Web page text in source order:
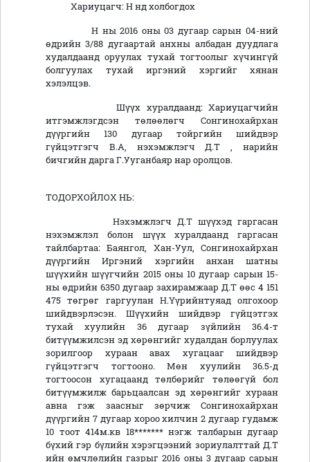
Хариуцагч: Н нд холбогдох
Н ны 2016 оны 03 дугаар сарын 04-ний
өдрийн 3/88 дугаартай анхны албадан дуудлага
худалдаанд оруулах тухай тогтоолыг хүчингүй
болгуулах тухай иргэний хэргийг хянан
хэлэлцэв.
Шүүх хуралдаанд: Хариуцагчийн
итгэмжлэгдсэн төлөөлөгч Сонгинохайрхан
дүүргийн 130 дугаар тойргийн шийдвэр
гүйцэтгэгч В.А, нэхэмжлэгч Д.Т , нарийн
бичгийн дарга Г.Ууганбаяр нар оролцов.
ТОДОРХОЙЛОХ НЬ:
Нэхэмжлэгч Д.Т шүүхэд гаргасан
нэхэмжлэл болон шүүх хуралдаанд гаргасан
тайлбартаа: Баянгол, Хан-Уул, Сонгинохайрхан
дүүргийн Иргэний хэргийн анхан шатны
шүүхийн шүүгчийн 2015 оны 10 дугаар сарын 15-
ны өдрийн 6350 дугаар захирамжаар Д.Т өөс 4 151
475 төгрөг гаргуулан Н.Үүрийнтуяад олгохоор
шийдвэрлэсэн. Шүүхийн шийдвэр гүйцэтгэх
тухай хуулийн 36 дугаар зүйлийн 36.4-т
битүүмжилсэн эд хөрөнгийг худалдан борлуулах
зорилгоор хураан авах хугацааг шийдвэр
гүйцэтгэгч тогтооно. Мөн хуулийн 36.5-д
тогтоосон хугацаанд төлбөрийг төлөөгүй бол
битүүмжилж барьцаалсан эд хөрөнгийг хураан
авна гэж заасныг зөрчиж Сонгинохайрхан
дүүргийн 7 дугаар хороо хилчин 2 дугаар гудамж
10 тоот 414м.кв 18******* нэгж талбарын дугаар
бүхий гэр бүлийн хэрэгцээний зориулалттай Д.Т
ийн өмчлөлийн газрыг 2016 оны 3 дугаар сарын